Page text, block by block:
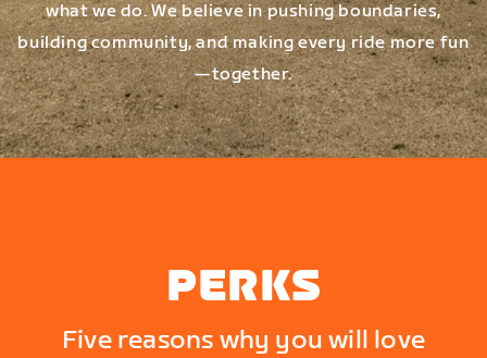
what we do. We believe in pushing boundaries,
building community, and making every ride more fun
—together.
PERKS
Five reasons why you will love